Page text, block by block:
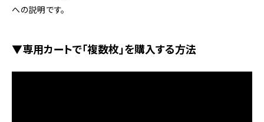
への説明です。
▼専用カートで「複数枚」を購入する方法